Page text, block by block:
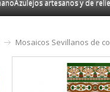
Azulejos artesanos y de
Mosaicos Sevillanos de